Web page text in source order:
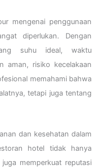
mengenai penggunaan
diperlukan. Dengan
suhu ideal, waktu
aman, risiko kecelakaan
memahami bahwa
tetapi juga tentang
dan kesehatan dalam
hotel tidak hanya
memperkuat reputasi